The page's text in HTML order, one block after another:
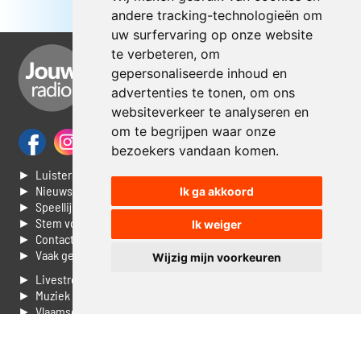
andere tracking-technologieën om
uw surfervaring op onze website
te verbeteren, om
gepersonaliseerde inhoud en
advertenties te tonen, om ons
websiteverkeer te analyseren en
om te begrijpen waar onze
bezoekers vandaan komen.
Ik ga akkoord
Ik weiger
Wijzig mijn voorkeuren
► Luisteren naar Jouwradio
► Nieuws
► Speellijst
► Stem voor de Dag top 3
► Contacteer ons
► Vaak gestelde vragen
► Livestream informatie
► Muziek opzoeken
► Vlaamse 100 Aller tijden